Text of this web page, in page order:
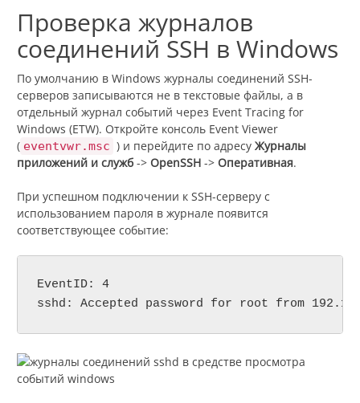
Проверка журналов
соединений SSH в Windows
По умолчанию в Windows журналы соединений SSH-
серверов записываются не в текстовые файлы, а в
отдельный журнал событий через Event Tracing for
Windows (ETW). Откройте консоль Event Viewer
( eventvwr.msc ) и перейдите по адресу Журналы
приложений и служб -> OpenSSH -> Оперативная.
При успешном подключении к SSH-серверу с
использованием пароля в журнале появится
соответствующее событие:
EventID: 4
sshd: Accepted password for root from